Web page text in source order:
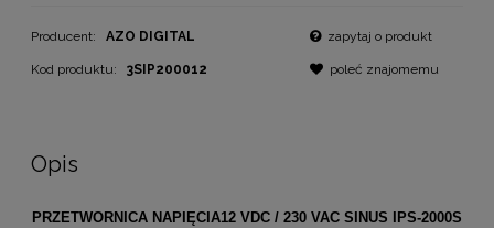
Producent: AZO DIGITAL
Kod produktu: 3SIP200012
zapytaj o produkt
poleć znajomemu
Opis
PRZETWORNICA NAPIĘCIA12 VDC / 230 VAC SINUS IPS-2000S